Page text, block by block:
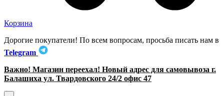
Корзина
Дорогие покупатели! По всем вопросам, просьба писать нам в
Telegram
Важно! Магазин переехал! Новый адрес для самовывоза г.
Балашиха ул. Твардовского 24/2 офис 47